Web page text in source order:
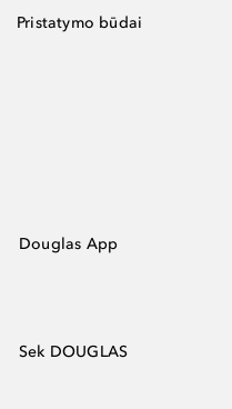
Pristatymo būdai
Douglas App
Sek DOUGLAS